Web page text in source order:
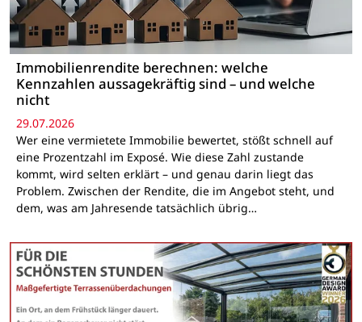
Immobilienrendite berechnen: welche
Kennzahlen aussagekräftig sind – und welche
nicht
29.07.2026
Wer eine vermietete Immobilie bewertet, stößt schnell auf
eine Prozentzahl im Exposé. Wie diese Zahl zustande
kommt, wird selten erklärt – und genau darin liegt das
Problem. Zwischen der Rendite, die im Angebot steht, und
dem, was am Jahresende tatsächlich übrig…